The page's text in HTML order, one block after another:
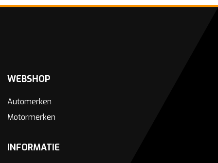
WEBSHOP
Automerken
Motormerken
INFORMATIE